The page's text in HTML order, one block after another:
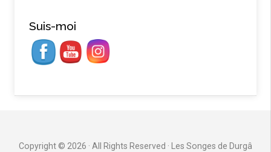
Suis-moi
Copyright © 2026 · All Rights Reserved · Les Songes de Durgâ